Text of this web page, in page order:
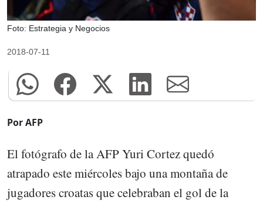
Foto: Estrategia y Negocios
2018-07-11
Por AFP
El fotógrafo de la AFP Yuri Cortez quedó
atrapado este miércoles bajo una montaña de
jugadores croatas que celebraban el gol de la